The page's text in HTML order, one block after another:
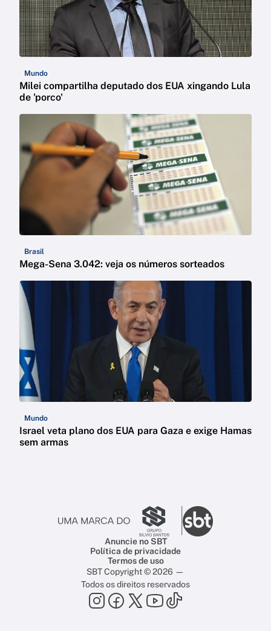
Mundo
Milei compartilha deputado dos EUA xingando Lula
de 'porco'
Brasil
Mega-Sena 3.042: veja os números sorteados
Mundo
Israel veta plano dos EUA para Gaza e exige Hamas
sem armas
Anuncie no SBT
Política de privacidade
Termos de uso
SBT Copyright © 2026 —
Todos os direitos reservados